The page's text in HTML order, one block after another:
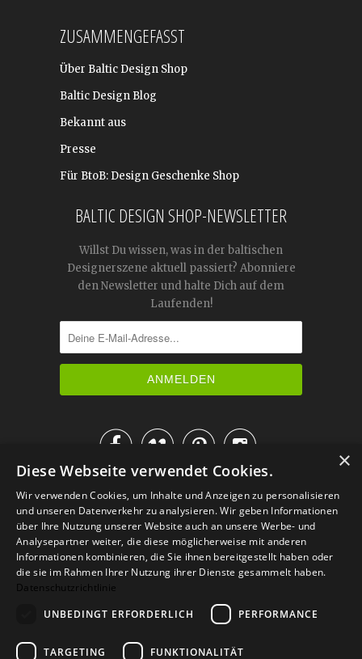
ZUSAMMENGEFASST
Über Baltic Design Shop
Baltic Design Blog
Bekannt aus
Presse
Für BtoB: Design Geschenke Shop
BALTIC DESIGN SHOP-NEWSLETTER
Willst Du wissen, was in der baltischen
Designerszene aktuell passiert? Abonniere
den Newsletter und halte Dich auf dem
Laufenden!

IM KATALOG BLÄTTERN
Versand Zahlarten Retoure
×
Diese Webseite verwendet Cookies.
Wir verwenden Cookies, um Inhalte und Anzeigen zu personalisieren
und unseren Datenverkehr zu analysieren. Wir geben Informationen
über Ihre Nutzung unserer Website auch an unsere Werbe- und
Analysepartner weiter, die diese möglicherweise mit anderen
Informationen kombinieren, die Sie ihnen bereitgestellt haben oder
die sie im Rahmen Ihrer Nutzung ihrer Dienste gesammelt haben.
Datenschutzrichtlinie
UNBEDINGT ERFORDERLICH
PERFORMANCE
TARGETING FUNKTIONALITÄT